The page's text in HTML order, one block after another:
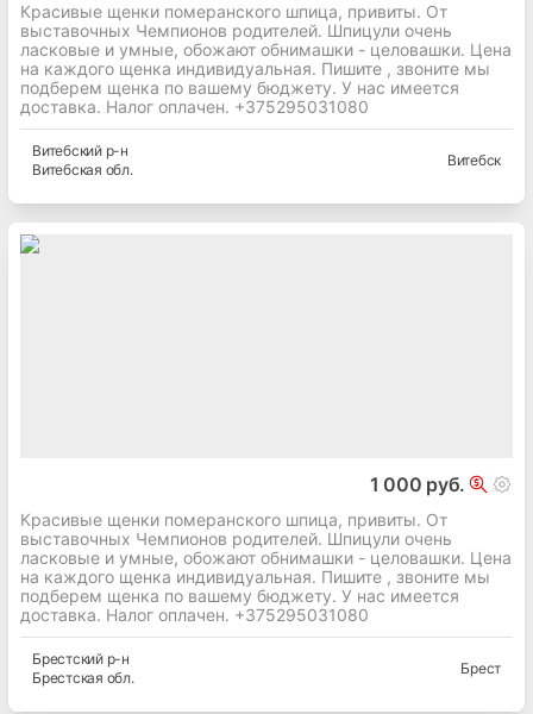
Красивые щенки померанского шпица, привиты. От
выставочных Чемпионов родителей. Шпицули очень
ласковые и умные, обожают обнимашки - целовашки. Цена
на каждого щенка индивидуальная. Пишите , звоните мы
подберем щенка по вашему бюджету. У нас имеется
доставка. Налог оплачен. +375295031080
Витебскийр-н
Витебская обл.
Витебск
1 000 руб.
Красивые щенки померанского шпица, привиты. От
выставочных Чемпионов родителей. Шпицули очень
ласковые и умные, обожают обнимашки - целовашки. Цена
на каждого щенка индивидуальная. Пишите , звоните мы
подберем щенка по вашему бюджету. У нас имеется
доставка. Налог оплачен. +375295031080
Брестскийр-н
Брестская обл.
Брест